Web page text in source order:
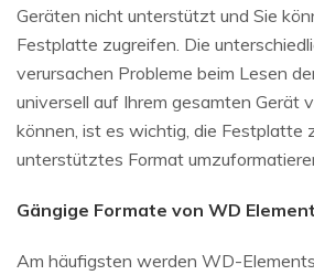
Geräten nicht unterstützt und Sie
Festplatte zugreifen. Die
verursachen Probleme beim Lesen
universell auf Ihrem gesamten Gerät
können, ist es wichtig, die Festplatte
unterstütztes Format
Gängige Formate von WD
Am häufigsten werden WD-